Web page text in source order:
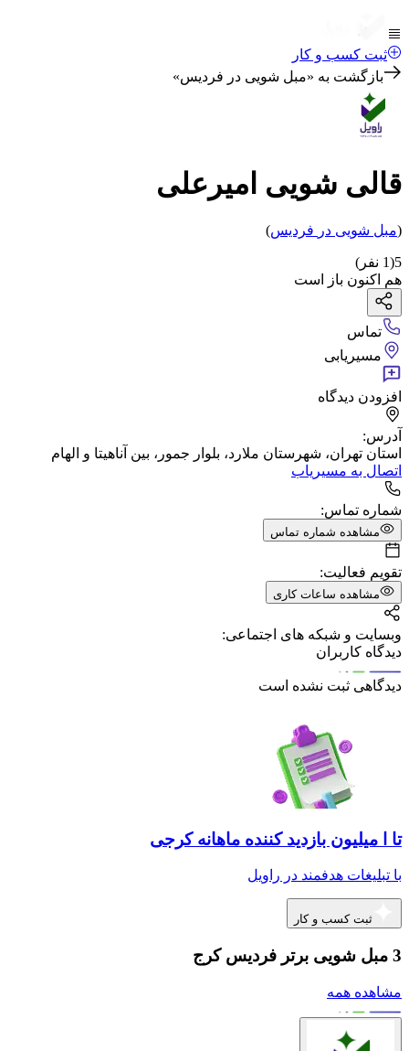
ثبت کسب و کار
بازگشت به «مبل شویی در فردیس»
قالی شویی امیرعلی
(مبل شویی در فردیس)
5
(
1 نفر)
هم اکنون باز است
تماس
مسیریابی
افزودن دیدگاه
آدرس:
استان تهران، شهرستان ملارد، بلوار جمور، بین آناهیتا و الهام
اتصال به مسیریاب
شماره تماس:
مشاهده شماره تماس
تقویم فعالیت:
مشاهده ساعات کاری
وبسایت و شبکه های اجتماعی:
دیدگاه کاربران
دیدگاهی ثبت نشده است
تا ا میلیون بازدید کننده ماهانه کرجی
با تبلیغات هدفمند در راویل
ثبت کسب و کار
3 مبل شویی برتر فردیس کرج
مشاهده همه